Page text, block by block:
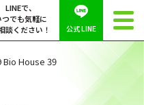
LINEで、
つでも気軽に
談ください！
公式 LINE
Bio House 39